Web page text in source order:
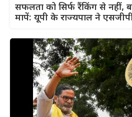
सफलता को सिर्फ रैंकिंग से नहीं,
मापें: यूपी के राज्यपाल ने